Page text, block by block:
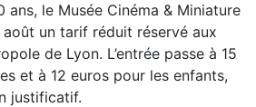
ans, le Musée Cinéma & Miniature
août un tarif réduit réservé aux
de Lyon. L’entrée passe à 15
et à 12 euros pour les enfants,
justificatif.